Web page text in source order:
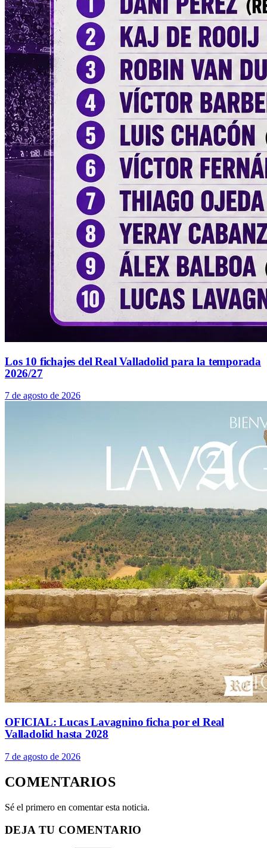
Los 10 fichajes del Real Valladolid para la temporada
2026/27
7 de agosto de 2026
OFICIAL: Lucas Lavagnino ficha por el Real
Valladolid hasta 2028
7 de agosto de 2026
COMENTARIOS
Sé el primero en comentar esta noticia.
DEJA TU COMENTARIO